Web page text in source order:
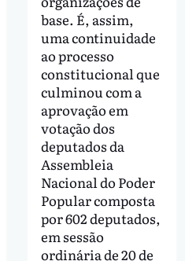
base. É, assim,
uma continuidade
ao processo
constitucional que
culminou com a
aprovação em
votação dos
deputados da
Assembleia
Nacional do Poder
Popular composta
por 602 deputados,
em sessão
ordinária de 20 de